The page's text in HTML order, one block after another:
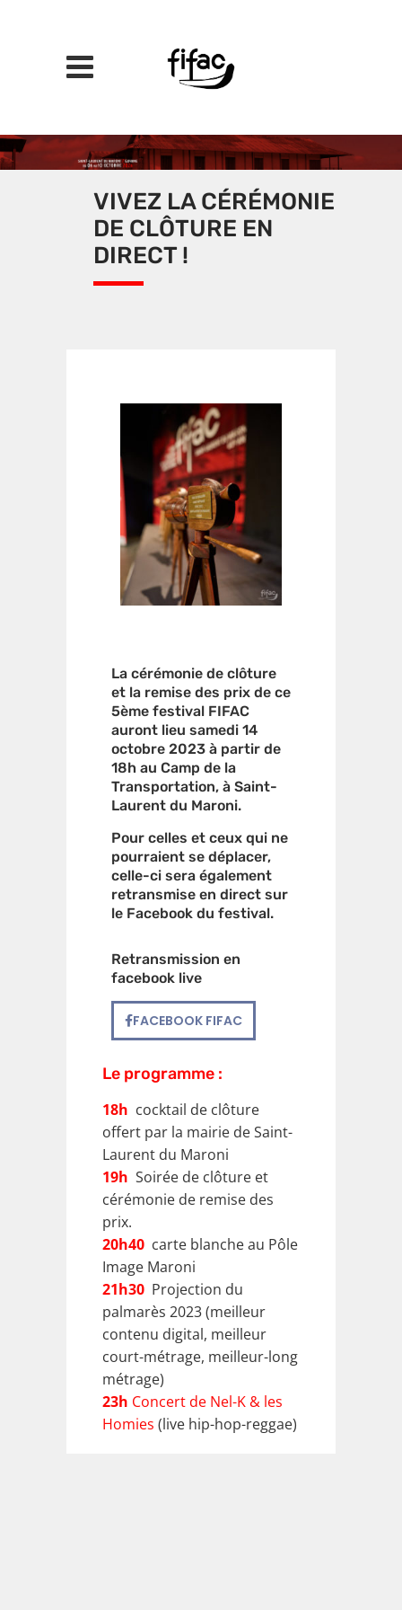
VIVEZ LA CÉRÉMONIE
DE CLÔTURE EN
DIRECT !
La cérémonie de clôture
et la remise des prix de ce
5ème festival FIFAC
auront lieu samedi 14
octobre 2023 à partir de
18h au Camp de la
Transportation, à Saint-
Laurent du Maroni.
Pour celles et ceux qui ne
pourraient se déplacer,
celle-ci sera également
retransmise en direct sur
le Facebook du festival.
Retransmission en
facebook live
FACEBOOK FIFAC
Le programme :
18h cocktail de clôture
offert par la mairie de Saint-
Laurent du Maroni
19h Soirée de clôture et
cérémonie de remise des
prix.
20h40 carte blanche au Pôle
Image Maroni
21h30 Projection du
palmarès 2023 (meilleur
contenu digital, meilleur
court-métrage, meilleur-long
métrage)
23h Concert de Nel-K & les
Homies (live hip-hop-reggae)